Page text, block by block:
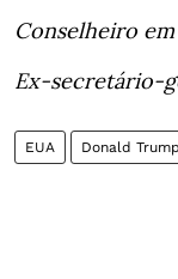
Conselheiro
Ex-secretário-
EUA Donald Trump